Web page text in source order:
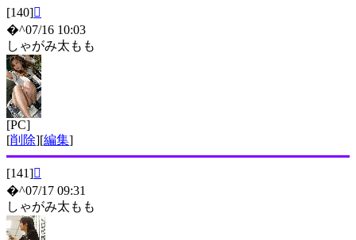
[140]
�^07/16 10:03
しゃがみ太もも
[PC]
[削除][編集]
[141]
�^07/17 09:31
しゃがみ太もも